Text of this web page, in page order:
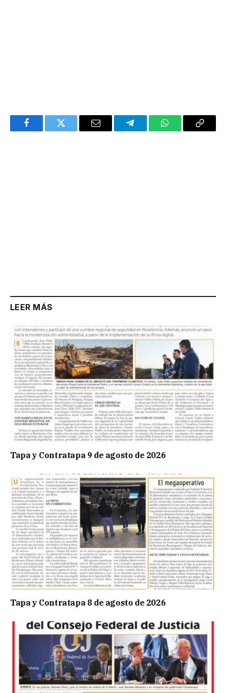
FacebookTwitter Email TelegramWhatsAppCopy
LEER MÁS
Tapa y Contratapa 9 de agosto de 2026
Tapa y Contratapa 8 de agosto de 2026